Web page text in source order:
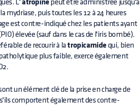
L' atropinepeut être administrée jusqu'à
mydriase, puis toutes les 12 à 24 heures
est contre-indiqué chez les patients ayant
élevée (sauf dans le cas de l'iris bombé).
de recourir à la tropicamide qui, bien
plus faible, exerce également
un élément clé de la prise en charge de
comportent également des contre-